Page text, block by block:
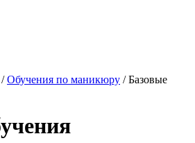
/Обучения по маникюру /Базовые